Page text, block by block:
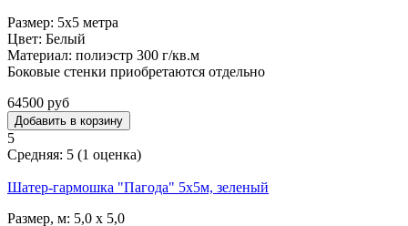
Размер: 5х5 метра
Цвет: Белый
Материал: полиэстр 300 г/кв.м
Боковые стенки приобретаются отдельно
64500 руб
5
Средняя: 5 (1 оценка)
Шатер-гармошка "Пагода" 5х5м, зеленый
Размер, м: 5,0 х 5,0